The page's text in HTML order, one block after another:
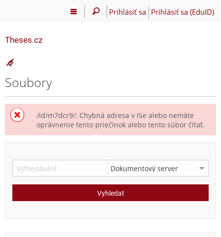
Prihlásiť sa Prihlásiť sa (EduID)
Theses.cz
Soubory
/id/m7dcr9/: Chybná adresa v ISe alebo nemáte
oprávnenie tento priečinok alebo tento súbor čítať.
Vyhledat